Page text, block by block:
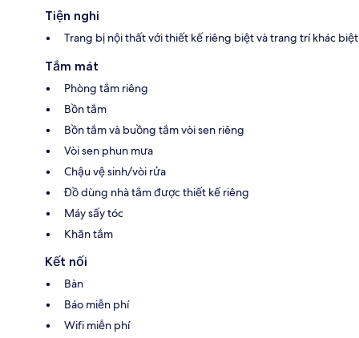
Tiện nghi
Trang bị nội thất với thiết kế riêng biệt và trang trí khác biệt
Tắm mát
Phòng tắm riêng
Bồn tắm
Bồn tắm và buồng tắm vòi sen riêng
Vòi sen phun mưa
Chậu vệ sinh/vòi rửa
Đồ dùng nhà tắm được thiết kế riêng
Máy sấy tóc
Khăn tắm
Kết nối
Bàn
Báo miễn phí
Wifi miễn phí